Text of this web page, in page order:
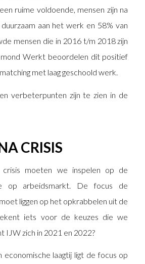
ruime voldoende, mensen zijn na
aan het werk en 58% van
mensen die in 2016 t/m 2018 zijn
Werkt beoordelen dit positief
met laag geschoold werk.
verbeterpunten zijn te zien in de
CRISIS
moeten we inspelen op de
op arbeidsmarkt. De focus de
liggen op het opkrabbelen uit de
iets voor de keuzes die we
IJW zich in 2021 en 2022?
economische laagtij ligt de focus op